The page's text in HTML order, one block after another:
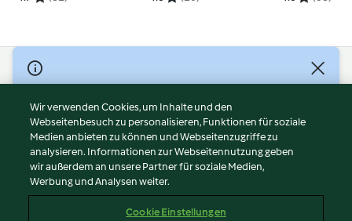
© Copyright 2026
Nutzungsbedingungen
Datenschutzrichtlinien
Disclaimer
Impressum
Cookies
Wir verwenden Cookies, um Inhalte und den
Webseitenbesuch zu personalisieren, Funktionen für soziale
Medien anbieten zu können und Webseitenzugriffe zu
analysieren. Informationen zur Webseitennutzung geben
wir außerdem an unsere Partner für soziale Medien,
Werbung und Analysen weiter.
Cookie Einstellungen